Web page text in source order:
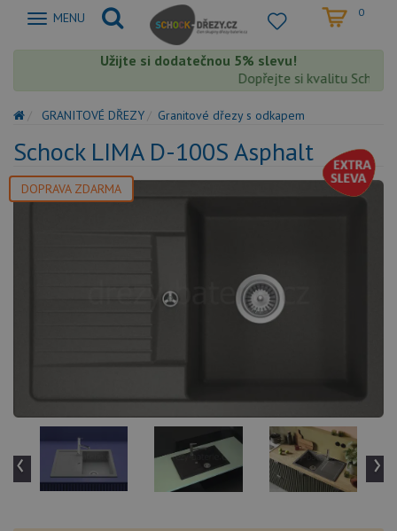
Zobrazit
MENU 0
Užijte si dodatečnou 5% slevu!
Dopřejte si kvalitu Schock
GRANITOVÉ DŘEZY Granitové dřezy s odkapem
Schock LIMA D-100S Asphalt
DOPRAVA ZDARMA
‹ ›